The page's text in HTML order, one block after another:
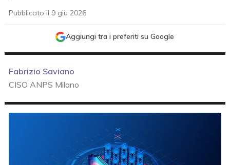
Pubblicato il 9 giu 2026
Aggiungi tra i preferiti su Google
Fabrizio Saviano
CISO ANPS Milano